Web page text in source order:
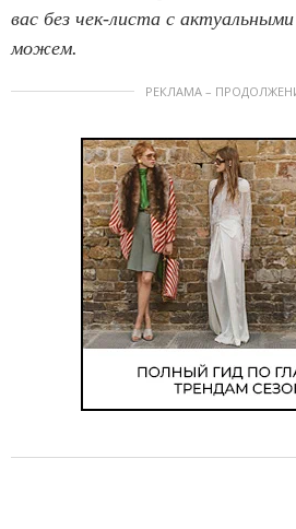
вас без чек-листа с
можем.
РЕКЛАМА –